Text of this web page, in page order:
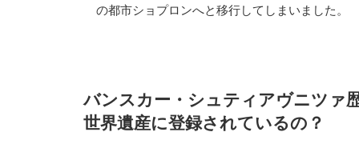
の都市ショプロンへと移行してしまいました。
バンスカー・シュティアヴニツァ
世界遺産に登録されているの？